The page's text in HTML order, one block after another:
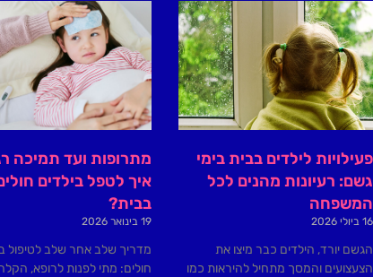
פעילויות לילדים בבית בימי
גשם: רעיונות מהנים לכל
המשפחה
16 ביולי 2026
הגשם יורד, הילדים כבר מיצו את
הצעצועים והמסך מתחיל להיראות כמו
מתרופות ועד תמיכה
איך לטפל בילדים
בבית?
19 בינואר 2026
מדריך שלב אחר שלב לטיפול
חולים: מתי לפנות לרופא,